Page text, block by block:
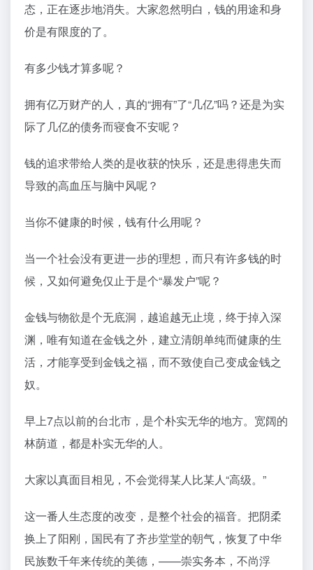
态，正在逐步地消失。大家忽然明白，钱的用途和身
价是有限度的了。
有多少钱才算多呢？
拥有亿万财产的人，真的“拥有”了“几亿”吗？还是为实
际了几亿的债务而寝食不安呢？
钱的追求带给人类的是收获的快乐，还是患得患失而
导致的高血压与脑中风呢？
当你不健康的时候，钱有什么用呢？
当一个社会没有更进一步的理想，而只有许多钱的时
候，又如何避免仅止于是个“暴发户”呢？
金钱与物欲是个无底洞，越追越无止境，终于掉入深
渊，唯有知道在金钱之外，建立清朗单纯而健康的生
活，才能享受到金钱之福，而不致使自己变成金钱之
奴。
早上7点以前的台北市，是个朴实无华的地方。宽阔的
林荫道，都是朴实无华的人。
大家以真面目相见，不会觉得某人比某人“高级。”
这一番人生态度的改变，是整个社会的福音。把阴柔
换上了阳刚，国民有了齐步堂堂的朝气，恢复了中华
民族数千年来传统的美德，——崇实务本，不尚浮